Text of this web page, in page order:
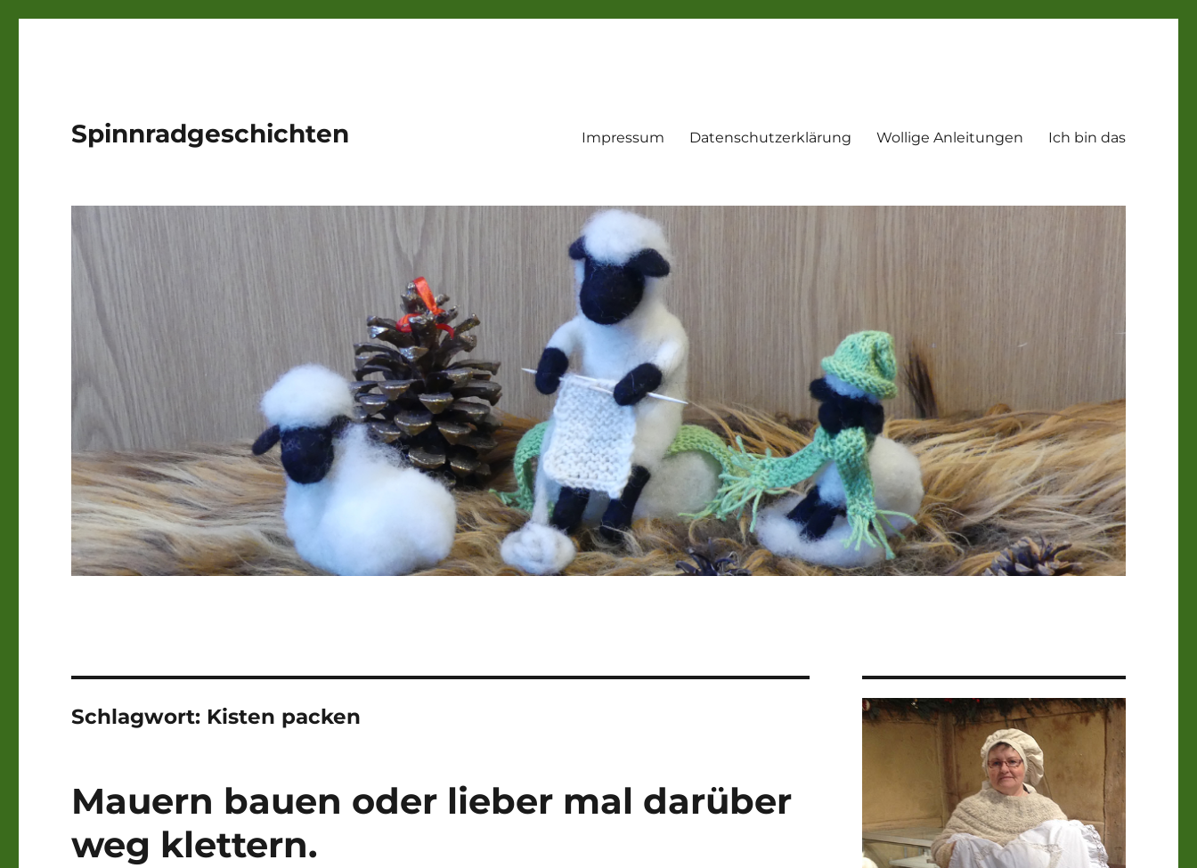
Spinnradgeschichten Impressum Datenschutzerklärung Wollige Anleitungen Ich bin das
Schlagwort: Kisten packen
Mauern bauen oder lieber mal darüber
weg klettern.